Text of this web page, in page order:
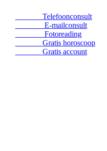
Telefoonconsult
E-mailconsult
Fotoreading
Gratis horoscoop
Gratis account